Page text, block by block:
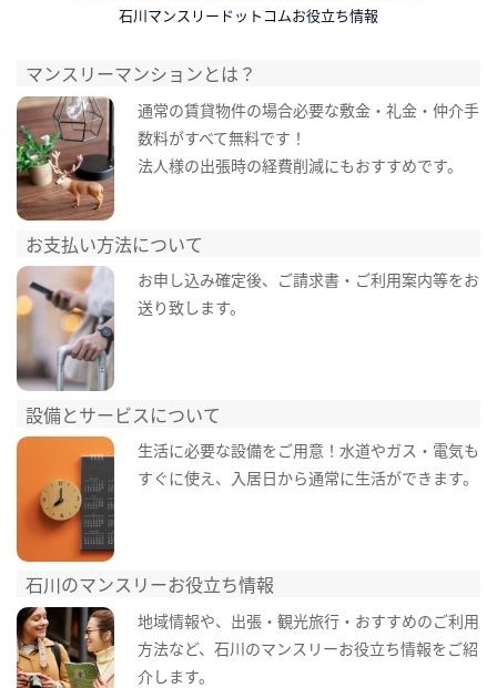
石川マンスリードットコムお役立ち情報
マンスリーマンションとは？
通常の賃貸物件の場合必要な敷金・礼金・仲介手
数料がすべて無料です！
法人様の出張時の経費削減にもおすすめです。
お支払い方法について
お申し込み確定後、ご請求書・ご利用案内等をお
送り致します。
設備とサービスについて
生活に必要な設備をご用意！水道やガス・電気も
すぐに使え、入居日から通常に生活ができます。
石川のマンスリーお役立ち情報
地域情報や、出張・観光旅行・おすすめのご利用
方法など、石川のマンスリーお役立ち情報をご紹
介します。